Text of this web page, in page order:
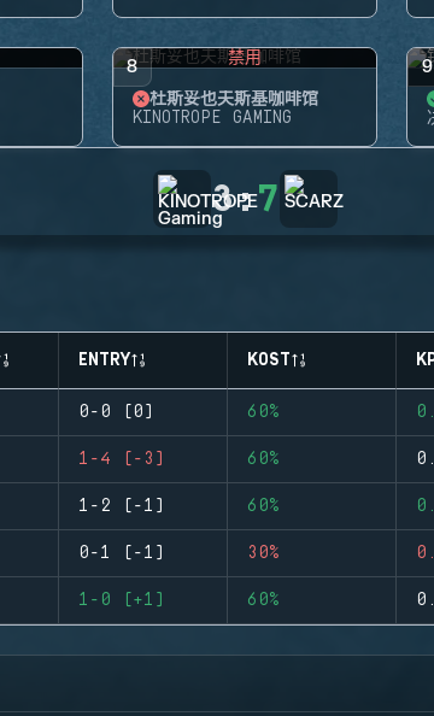
8 禁用
杜斯妥也夫斯基咖啡馆
KINOTROPE GAMING
9
3:7
ENTRY KOST
0-0 (0) 60%
1-4 (-3) 60%
1-2 (-1) 60%
0-1 (-1) 30%
1-0 (+1) 60%